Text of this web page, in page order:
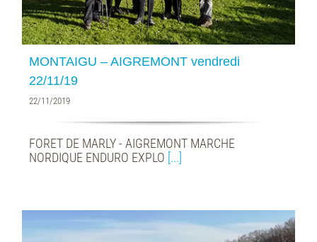
MONTAIGU – AIGREMONT vendredi
22/11/19
22/11/2019
FORET DE MARLY - AIGREMONT MARCHE
NORDIQUE ENDURO EXPLO [...]